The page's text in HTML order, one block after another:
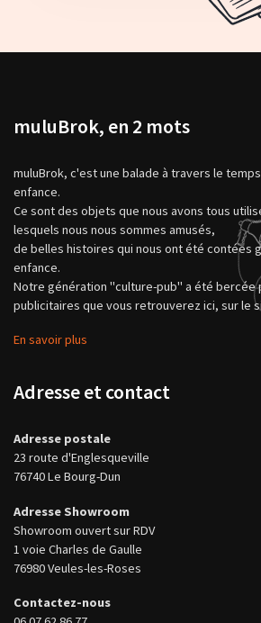
muluBrok, en 2 mots
muluBrok, c'est une balade à travers le
enfance.
Ce sont des objets que nous avons tous
lesquels nous nous sommes amusés,
de belles histoires qui nous ont été contées
enfance.
Notre génération "culture-pub" a été bercée
publicitaires que vous retrouverez ici, sur le
En savoir plus
Adresse et contact
Adresse postale
23 route d'Englesqueville
76740 Le Bourg-Dun
Adresse Showroom
Showroom ouvert sur RDV
1 voie Charles de Gaulle
76980 Veules-les-Roses
Contactez-nous